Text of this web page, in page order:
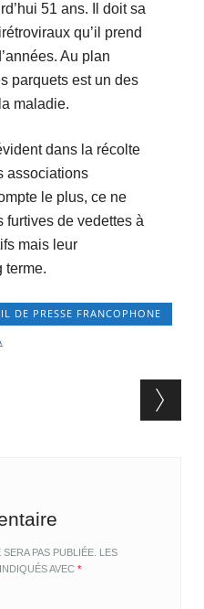
51 ans. Il doit sa
qu’il prend
Au plan
parquets est un des
maladie.
dans la récolte
associations
le plus, ce ne
furtives de vedettes à
mais leur
terme.
DE PRESSE FRANCOPHONE
PAS PUBLIÉE. LES
AVEC*